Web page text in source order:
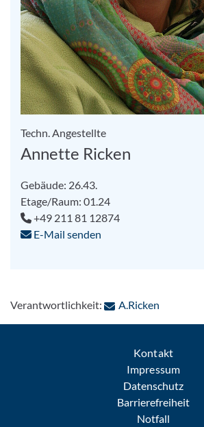
Techn. Angestellte
Annette Ricken
Gebäude: 26.43.
Etage/Raum: 01.24
+49 211 81 12874
E-Mail senden
Verantwortlichkeit: A.Ricken
Kontakt
Impressum
Datenschutz
Barrierefreiheit
Notfall